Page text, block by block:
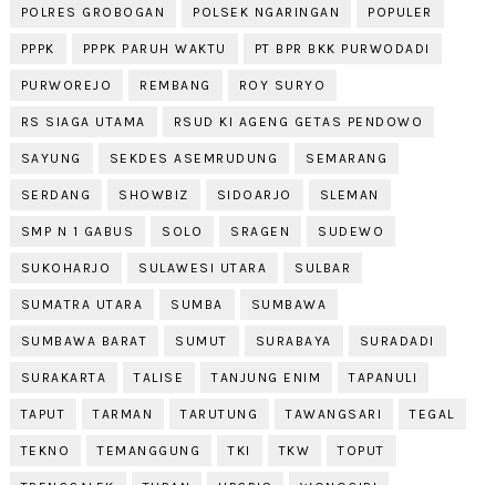
POLRES GROBOGAN POLSEK NGARINGAN POPULER
PPPK PPPK PARUH WAKTU PT BPR BKK PURWODADI
PURWOREJO REMBANG ROY SURYO
RS SIAGA UTAMA RSUD KI AGENG GETAS PENDOWO
SAYUNG SEKDES ASEMRUDUNG SEMARANG
SERDANG SHOWBIZ SIDOARJO SLEMAN
SMP N 1 GABUS SOLO SRAGEN SUDEWO
SUKOHARJO SULAWESI UTARA SULBAR
SUMATRA UTARA SUMBA SUMBAWA
SUMBAWA BARAT SUMUT SURABAYA SURADADI
SURAKARTA TALISE TANJUNG ENIM TAPANULI
TAPUT TARMAN TARUTUNG TAWANGSARI TEGAL
TEKNO TEMANGGUNG TKI TKW TOPUT